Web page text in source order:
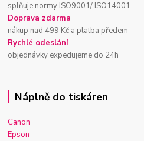
splňuje normy ISO9001/ ISO14001
Doprava zdarma
nákup nad 499 Kč a platba předem
Rychlé odeslání
objednávky expedujeme do 24h
Náplně do tiskáren
Canon
Epson